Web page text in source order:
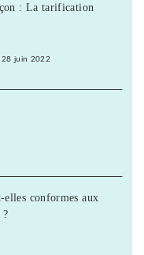
: La tarification
28 juin 2022
elles conformes aux
?